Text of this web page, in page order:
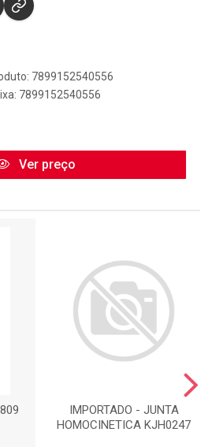
7899152540556
7899152540556
Ver preço
IMPORTADO - JUNTA
HOMOCINETICA KJH0247